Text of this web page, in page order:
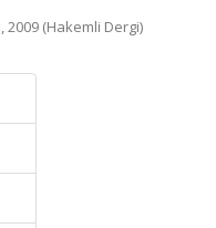
2009 (Hakemli Dergi)